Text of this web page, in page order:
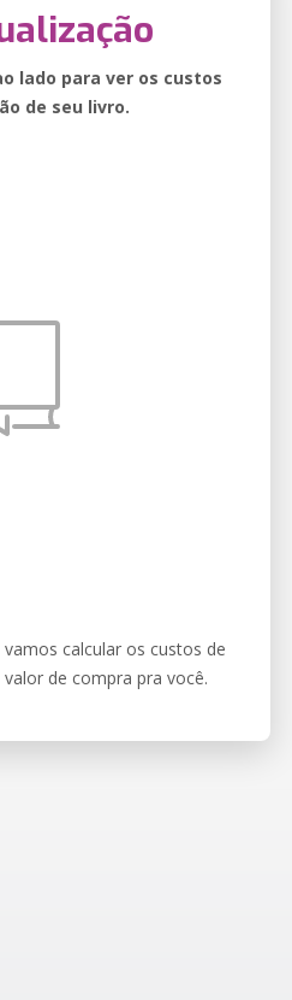
lado para ver os custos
de seu livro.
calcular os custos de
de compra pra você.